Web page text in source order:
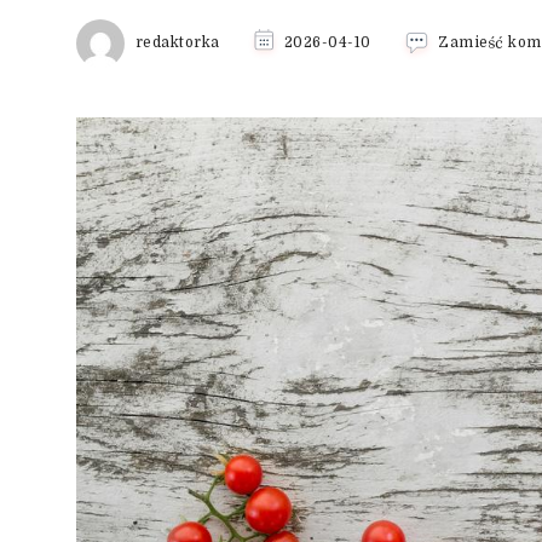
redaktorka 2026-04-10 Zamieść